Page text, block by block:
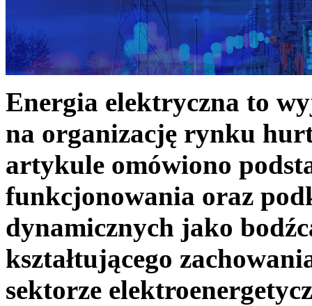
Energia elektryczna to
na organizację rynku
artykule omówiono
funkcjonowania oraz
dynamicznych jako
kształtującego
sektorze